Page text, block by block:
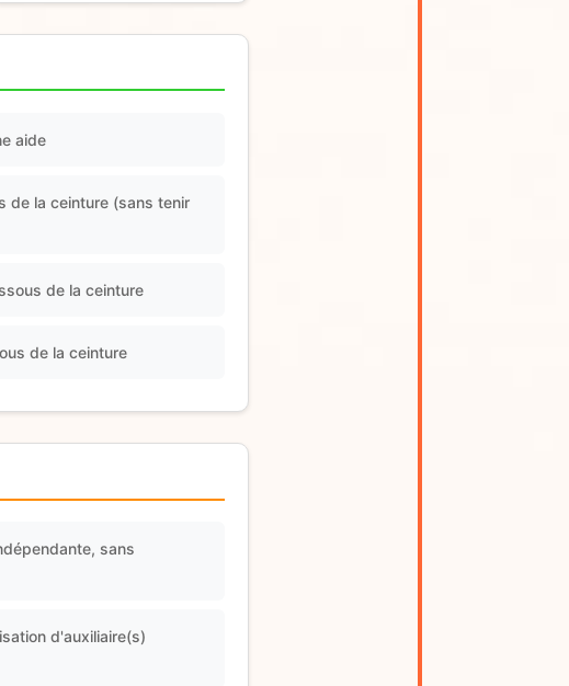
aide
de la ceinture (sans tenir
de la ceinture
de la ceinture
sans
d'auxiliaire(s)